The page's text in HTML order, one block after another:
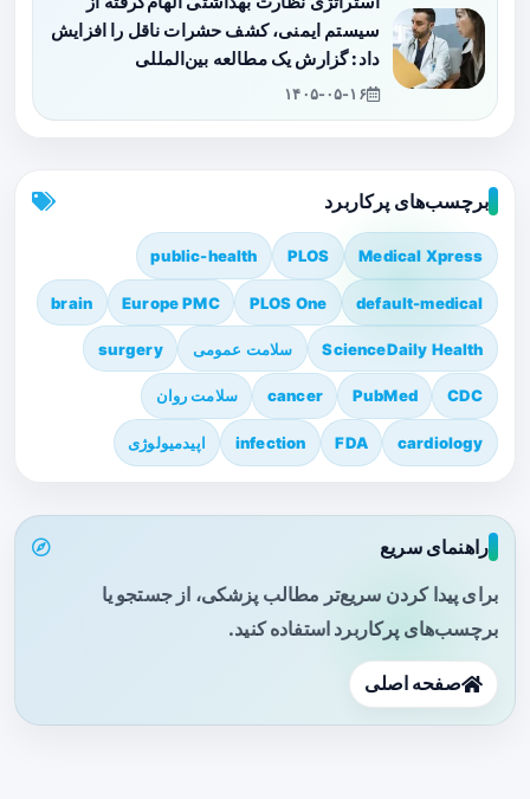
سیستم ایمنی، کشف حشرات ناقل را افزایش
داد: گزارش یک مطالعه بین‌المللی
۱۴۰۵-۰۵-۱۶
برچسب‌های پرکاربرد
Medical Xpress
PLOS
public-health
default-medical
PLOS One
Europe PMC
brain
ScienceDaily Health سلامت عمومی surgery
CDC
PubMed
cancer سلامت روان
cardiology
FDA
infection اپیدمیولوژی
راهنمای سریع
برای پیدا کردن سریع‌تر مطالب پزشکی، از جستجو یا
برچسب‌های پرکاربرد استفاده کنید.
صفحه اصلی